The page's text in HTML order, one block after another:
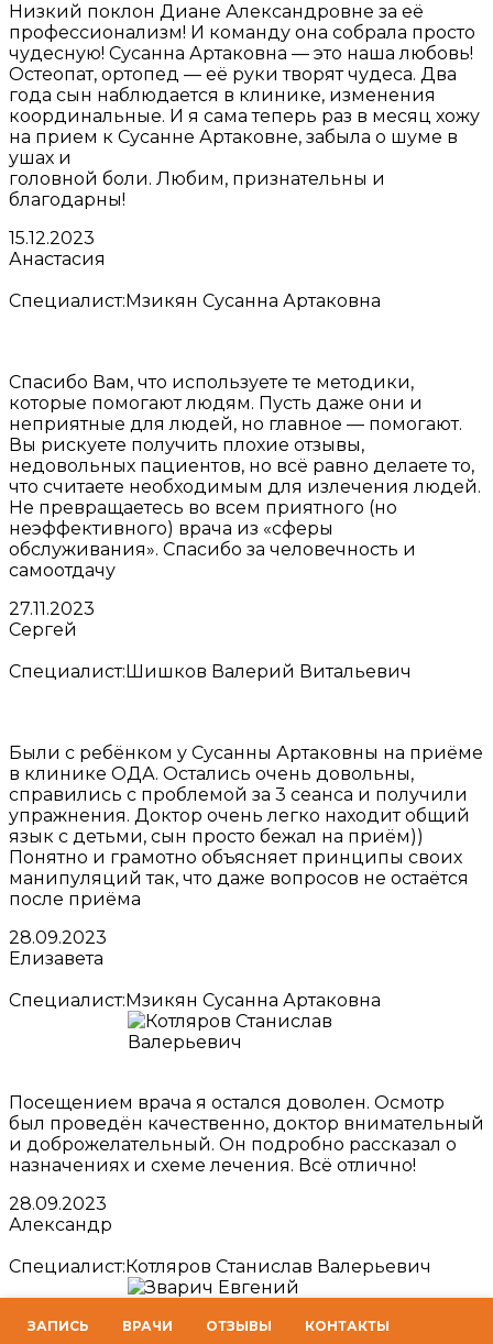
Низкий поклон Диане Александровне за её
профессионализм! И команду она собрала просто
чудесную! Сусанна Артаковна — это наша любовь!
Остеопат, ортопед — её руки творят чудеса. Два
года сын наблюдается в клинике, изменения
координальные. И я сама теперь раз в месяц хожу
на прием к Сусанне Артаковне, забыла о шуме в
ушах и
головной боли. Любим, признательны и
благодарны!
15.12.2023
Анастасия
Специалист: Мзикян Сусанна Артаковна
Спасибо Вам, что используете те методики,
которые помогают людям. Пусть даже они и
неприятные для людей, но главное — помогают.
Вы рискуете получить плохие отзывы,
недовольных пациентов, но всё равно делаете то,
что считаете необходимым для излечения людей.
Не превращаетесь во всем приятного (но
неэффективного) врача из «сферы
обслуживания». Спасибо за человечность и
самоотдачу
27.11.2023
Сергей
Специалист: Шишков Валерий Витальевич
Были с ребёнком у Сусанны Артаковны на приёме
в клинике ОДА. Остались очень довольны,
справились с проблемой за 3 сеанса и получили
упражнения. Доктор очень легко находит общий
язык с детьми, сын просто бежал на приём))
Понятно и грамотно объясняет принципы своих
манипуляций так, что даже вопросов не остаётся
после приёма
28.09.2023
Елизавета
Специалист: Мзикян Сусанна Артаковна
Посещением врача я остался доволен. Осмотр
был проведён качественно, доктор внимательный
и доброжелательный. Он подробно рассказал о
назначениях и схеме лечения. Всё отлично!
28.09.2023
Александр
Специалист: Котляров Станислав Валерьевич
ЗАПИСЬ ВРАЧИ ОТЗЫВЫ КОНТАКТЫ